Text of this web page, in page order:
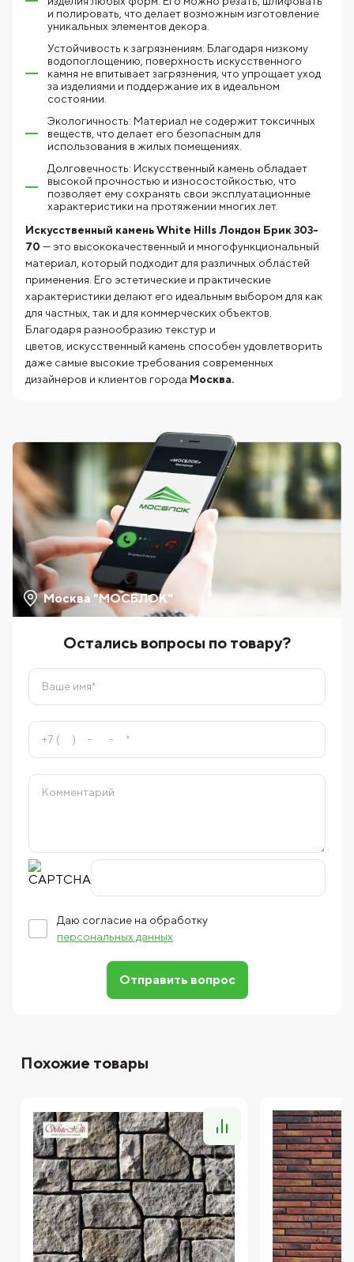
и полировать, что делает возможным изготовление
уникальных элементов декора.
Устойчивость к загрязнениям: Благодаря низкому
водопоглощению, поверхность искусственного
камня не впитывает загрязнения, что упрощает уход
за изделиями и поддержание их в идеальном
состоянии.
Экологичность: Материал не содержит токсичных
веществ, что делает его безопасным для
использования в жилых помещениях.
Долговечность: Искусственный камень обладает
высокой прочностью и износостойкостью, что
позволяет ему сохранять свои эксплуатационные
характеристики на протяжении многих лет.
Искусственный камень White Hills Лондон Брик 303-
70 — это высококачественный и многофункциональный
материал, который подходит для различных областей
применения. Его эстетические и практические
характеристики делают его идеальным выбором для как
для частных, так и для коммерческих объектов.
Благодаря разнообразию текстур и
цветов, искусственный камень способен удовлетворить
даже самые высокие требования современных
дизайнеров и клиентов города Москва.
Москва "МОСБЛОК"
Остались вопросы по товару?
Даю согласие на обработку
персональных данных
Отправить вопрос
Похожие товары